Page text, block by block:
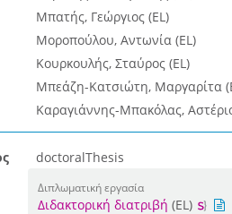
Μπατής, Γεώργιος (EL)
Μοροπούλου, Αντωνία (EL)
Κουρκουλής, Σταύρος (EL)
Μπεάζη-Κατσιώτη, Μαργαρίτα
Καραγιάννης-Μπακόλας,
doctoralThesis
Διπλωματική εργασία
Διδακτορική διατριβή (EL)